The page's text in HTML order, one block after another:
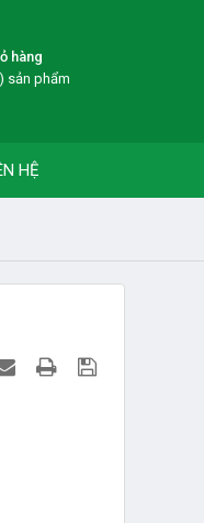
hàng
sản phẩm
HỆ